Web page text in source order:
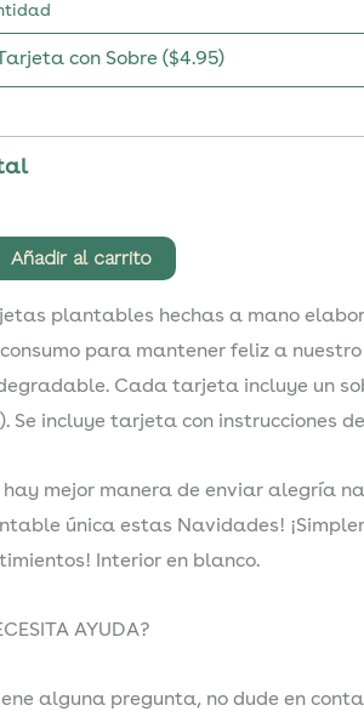
Añadir al carrito
plantables hechas a mano
para mantener feliz a
Cada tarjeta incluye un
Se incluye tarjeta con instrucciones
hay mejor manera de enviar alegría
única estas Navidades!
Interior en blanco.
AYUDA?
alguna pregunta, no dude en